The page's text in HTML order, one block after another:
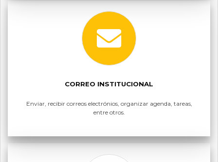
CORREO INSTITUCIONAL
Enviar, recibir correos electrónios, organizar agenda, tareas,
entre otros.